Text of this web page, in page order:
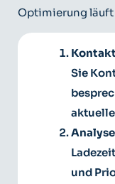
Optimierung
Sie
Analyse
und